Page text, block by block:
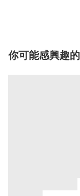
你可能感興趣